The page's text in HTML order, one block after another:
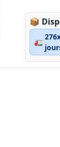
📦
🚛